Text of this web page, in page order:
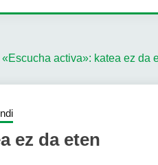
«Escucha activa»: katea ez da
ez da eten